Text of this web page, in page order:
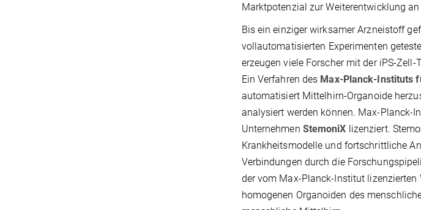
Marktpotenzial zur Weiterentwicklung
Bis ein einziger wirksamer Arzneistoff
vollautomatisierten Experimenten
erzeugen viele Forscher mit der iPS-
Ein Verfahren des Max-Planck-Instituts
automatisiert Mittelhirn-Organoide
analysiert werden können. Max-Planck-
Unternehmen StemoniX lizenziert.
Krankheitsmodelle und fortschrittliche
Verbindungen durch die
der vom Max-Planck-Institut
homogenen Organoiden des